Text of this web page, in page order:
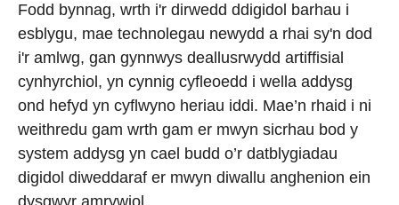
Fodd bynnag, wrth i'r dirwedd ddigidol barhau i
esblygu, mae technolegau newydd a rhai sy'n dod
i'r amlwg, gan gynnwys deallusrwydd artiffisial
cynhyrchiol, yn cynnig cyfleoedd i wella addysg
ond hefyd yn cyflwyno heriau iddi. Mae’n rhaid i ni
weithredu gam wrth gam er mwyn sicrhau bod y
system addysg yn cael budd o’r datblygiadau
digidol diweddaraf er mwyn diwallu anghenion ein